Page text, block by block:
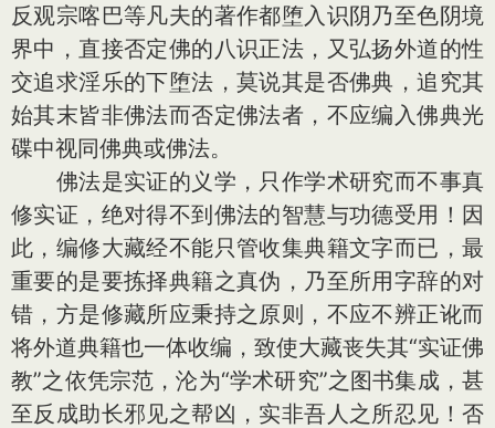
反观宗喀巴等凡夫的著作都堕入识阴乃至色阴境
界中，直接否定佛的八识正法，又弘扬外道的性
交追求淫乐的下堕法，莫说其是否佛典，追究其
始其末皆非佛法而否定佛法者，不应编入佛典光
碟中视同佛典或佛法。
佛法是实证的义学，只作学术研究而不事真
修实证，绝对得不到佛法的智慧与功德受用！因
此，编修大藏经不能只管收集典籍文字而已，最
重要的是要拣择典籍之真伪，乃至所用字辞的对
错，方是修藏所应秉持之原则，不应不辨正讹而
将外道典籍也一体收编，致使大藏丧失其“实证佛
教”之依凭宗范，沦为“学术研究”之图书集成，甚
至反成助长邪见之帮凶，实非吾人之所忍见！否